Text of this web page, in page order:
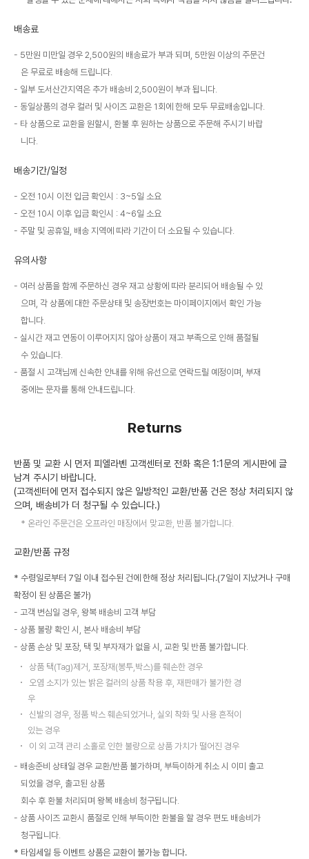
배송료
5만원 미만일 경우 2,500원의 배송료가 부과 되며, 5만원 이상의 주문건
은 무료로 배송해 드립니다.
일부 도서산간지역은 추가 배송비 2,500원이 부과 됩니다.
동일상품의 경우 컬러 및 사이즈 교환은 1회에 한해 모두 무료배송입니다.
타 상품으로 교환을 원할시, 환불 후 원하는 상품으로 주문해 주시기 바랍
니다.
배송기간/일정
오전 10시 이전 입금 확인시 : 3~5일 소요
오전 10시 이후 입금 확인시 : 4~6일 소요
주말 및 공휴일, 배송 지역에 따라 기간이 더 소요될 수 있습니다.
유의사항
여러 상품을 함께 주문하신 경우 재고 상황에 따라 분리되어 배송될 수 있
으며, 각 상품에 대한 주문상태 및 송장번호는 마이페이지에서 확인 가능
합니다.
실시간 재고 연동이 이루어지지 않아 상품이 재고 부족으로 인해 품절될
수 있습니다.
품절 시 고객님께 신속한 안내를 위해 유선으로 연락드릴 예정이며, 부재
중에는 문자를 통해 안내드립니다.
Returns
반품 및 교환 시 먼저 피엘라벤 고객센터로 전화 혹은 1:1문의 게시판에 글
남겨 주시기 바랍니다.
(고객센터에 먼저 접수되지 않은 일방적인 교환/반품 건은 정상 처리되지 않
으며, 배송비가 더 청구될 수 있습니다.)
온라인 주문건은 오프라인 매장에서 맞교환, 반품 불가합니다.
교환/반품 규정
* 수령일로부터 7일 이내 접수된 건에 한해 정상 처리됩니다.(7일이 지났거나 구매
확정이 된 상품은 불가)
고객 변심일 경우, 왕복 배송비 고객 부담
상품 불량 확인 시, 본사 배송비 부담
상품 손상 및 포장, 택 및 부자재가 없을 시, 교환 및 반품 불가합니다.
상품 택(Tag)제거, 포장재(봉투,박스)를 훼손한 경우
오염 소지가 있는 밝은 컬러의 상품 착용 후, 재판매가 불가한 경
우
신발의 경우, 정품 박스 훼손되었거나, 실외 착화 및 사용 흔적이
있는 경우
이 외 고객 관리 소홀로 인한 불량으로 상품 가치가 떨어진 경우
배송준비 상태일 경우 교환/반품 불가하며, 부득이하게 취소 시 이미 출고
되었을 경우, 출고된 상품
회수 후 환불 처리되며 왕복 배송비 청구됩니다.
상품 사이즈 교환시 품절로 인해 부득이한 환불을 할 경우 편도 배송비가
청구됩니다.
* 타임세일 등 이벤트 상품은 교환이 불가능 합니다.